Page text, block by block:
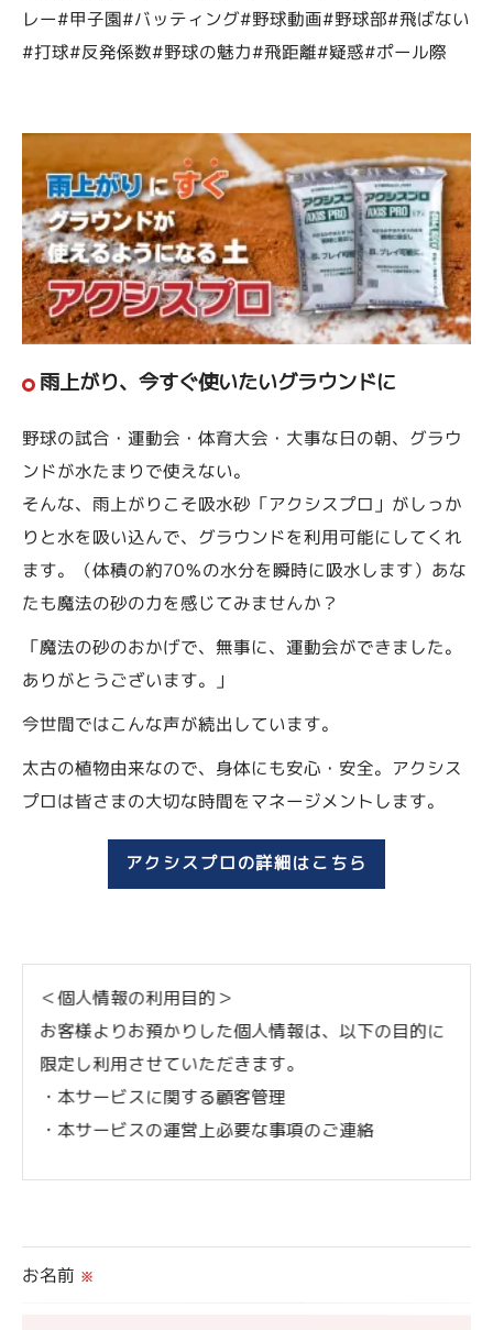
レー#甲子園#バッティング#野球動画#野球部#飛ばない
#打球#反発係数#野球の魅力#飛距離#疑惑#ポール際
雨上がり、今すぐ使いたいグラウンドに
野球の試合・運動会・体育大会・大事な日の朝、グラウ
ンドが水たまりで使えない。
そんな、雨上がりこそ吸水砂「アクシスプロ」がしっか
りと水を吸い込んで、グラウンドを利用可能にしてくれ
ます。（体積の約70％の水分を瞬時に吸水します）あな
たも魔法の砂の力を感じてみませんか？
「魔法の砂のおかげで、無事に、運動会ができました。
ありがとうございます。」
今世間ではこんな声が続出しています。
太古の植物由来なので、身体にも安心・安全。アクシス
プロは皆さまの大切な時間をマネージメントします。
アクシスプロの詳細はこちら
＜個人情報の利用目的＞
お客様よりお預かりした個人情報は、以下の目的に
限定し利用させていただきます。
・本サービスに関する顧客管理
・本サービスの運営上必要な事項のご連絡
られた場合を除き、
お名前 ※